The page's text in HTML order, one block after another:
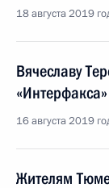
18 августа 2019
Вячеславу
«Интерфакса»
16 августа 2019
Жителям